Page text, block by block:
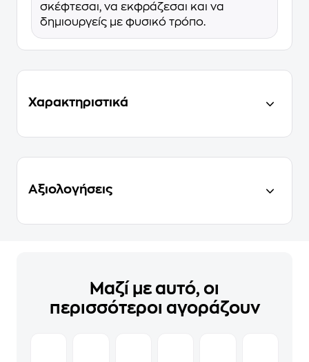
σκέφτεσαι, να εκφράζεσαι και να
δημιουργείς με φυσικό τρόπο.
Χαρακτηριστικά
Αξιολογήσεις
Μαζί με αυτό, οι
περισσότεροι αγοράζουν